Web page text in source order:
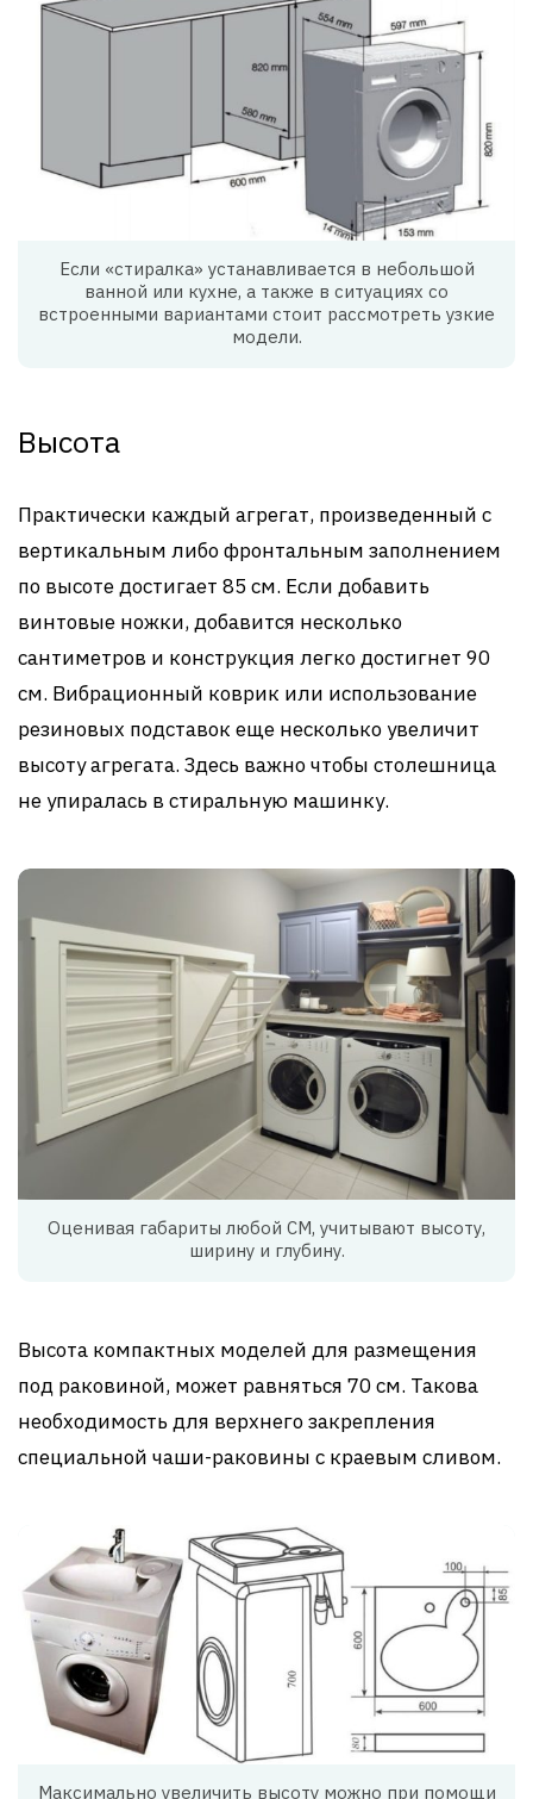
Если «стиралка» устанавливается в небольшой
ванной или кухне, а также в ситуациях со
встроенными вариантами стоит рассмотреть узкие
модели.
Высота
Практически каждый агрегат, произведенный с
вертикальным либо фронтальным заполнением
по высоте достигает 85 см. Если добавить
винтовые ножки, добавится несколько
сантиметров и конструкция легко достигнет 90
см. Вибрационный коврик или использование
резиновых подставок еще несколько увеличит
высоту агрегата. Здесь важно чтобы столешница
не упиралась в стиральную машинку.
Оценивая габариты любой СМ, учитывают высоту,
ширину и глубину.
Высота компактных моделей для размещения
под раковиной, может равняться 70 см. Такова
необходимость для верхнего закрепления
специальной чаши-раковины с краевым сливом.
Максимально увеличить высоту можно при помощи